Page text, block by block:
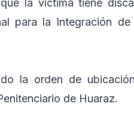
para la Integración
la orden de
de Huaraz.